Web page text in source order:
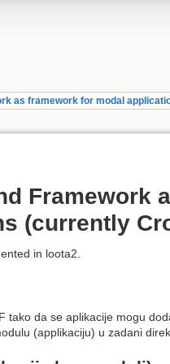
as framework for modal
Framework
(currently
in loota2.
tako da se aplikacije mogu
(applikaciju) u zadani